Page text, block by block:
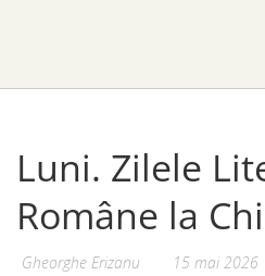
Luni. Zilele
Române la
Gheorghe Erizanu 15 mai 2026